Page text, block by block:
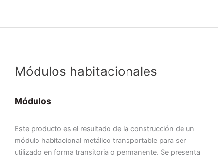
Módulos habitacionales
Módulos
Este producto es el resultado de la construcción de un
módulo habitacional metálico transportable para ser
utilizado en forma transitoria o permanente. Se presenta